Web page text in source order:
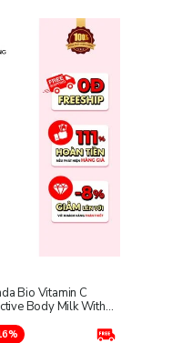
Bio Vitamin C
Body Milk With